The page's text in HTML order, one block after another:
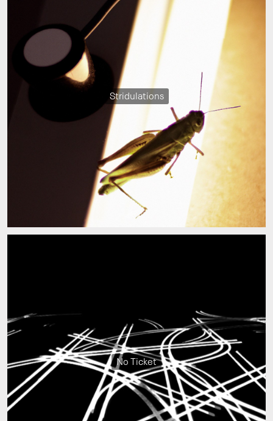
Stridulations
No Ticket